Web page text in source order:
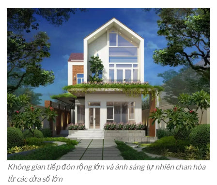
Không gian tiếp đón rộng lớn và ánh sáng tự nhiên chan hòa
từ các cửa sổ lớn